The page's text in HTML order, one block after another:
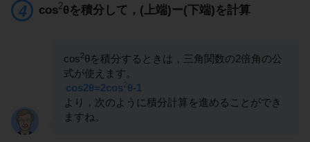
cos2θを積分して，(上端)ー(下端)を計算
cos2θを積分するときは，三角関数の2倍角の公
式が使えます。
cos2θ=2cos2θ-1
より，次のように積分計算を進めることができ
ますね。